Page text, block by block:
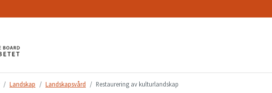
Landskap Landskapsvård Restaurering av kulturlandskap